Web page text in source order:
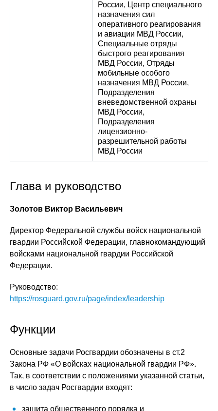
России, Центр специального
назначения сил
оперативного реагирования
и авиации МВД России,
Специальные отряды
быстрого реагирования
МВД России, Отряды
мобильные особого
назначения МВД России,
Подразделения
вневедомственной охраны
МВД России,
Подразделения
лицензионно-
разрешительной работы
МВД России
Глава и руководство
Золотов Виктор Васильевич
Директор Федеральной службы войск национальной
гвардии Российской Федерации, главнокомандующий
войсками национальной гвардии Российской
Федерации.
Руководство:
https://rosguard.gov.ru/page/index/leadership
Функции
Основные задачи Росгвардии обозначены в ст.2
Закона РФ «О войсках национальной гвардии РФ».
Так, в соответствии с положениями указанной статьи,
в число задач Росгвардии входят:
защита общественного порядка и